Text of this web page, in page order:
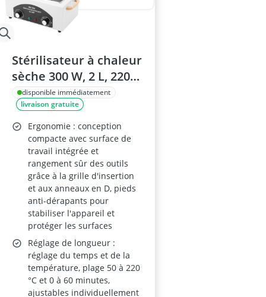
Stérilisateur à chaleur
sèche 300 W, 2 L, 220
°C, minuterie 0-60
min, blanc/noir, prise
UE
disponible immédiatement
livraison gratuite
Ergonomie : conception
compacte avec surface de
travail intégrée et
rangement sûr des outils
grâce à la grille d'insertion
et aux anneaux en D, pieds
anti-dérapants pour
stabiliser l'appareil et
protéger les surfaces
Réglage de longueur :
réglage du temps et de la
température, plage 50 à 220
°C et 0 à 60 minutes,
ajustables individuellement